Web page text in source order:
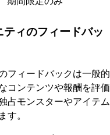
ィのフィードバッ
フィードバックは一般的
コンテンツや報酬を評価
占モンスターやアイテム
す。